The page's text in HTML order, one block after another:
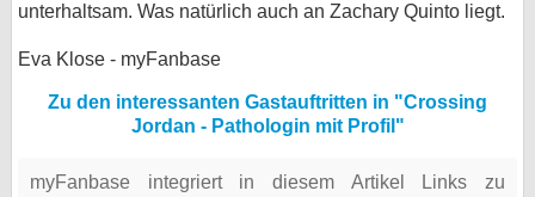
unterhaltsam. Was natürlich auch an Zachary Quinto liegt.
Eva Klose - myFanbase
Zu den interessanten Gastauftritten in "Crossing
Jordan - Pathologin mit Profil"
myFanbase integriert in diesem Artikel Links zu